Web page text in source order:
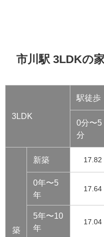
市川駅 3LDKの
3LDK
駅徒歩
0分〜5
分
築
新築 17.82
0年〜5
年
17.64
5年〜10
年
17.04